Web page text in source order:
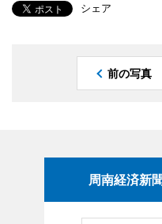
シェア
前の写真
周南経済新